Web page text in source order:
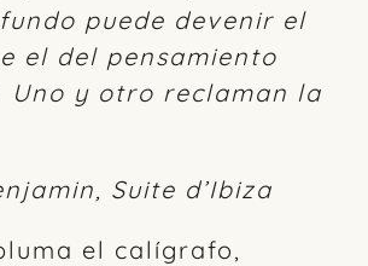
puede devenir el
el del pensamiento
Uno y otro reclaman la
Suite d’Ibiza
el calígrafo,